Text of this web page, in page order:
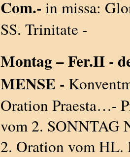
Com.- in missa:
SS. Trinitate -
Montag – Fer.II -
MENSE -
Oration Praesta…-
vom 2. SONNTAG
2. Oration vom HL.